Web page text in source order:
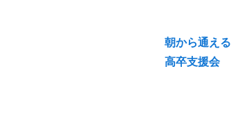
朝から通え
高卒支援会